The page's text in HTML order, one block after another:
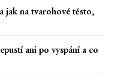
jak na tvarohové těsto,
ani po vyspání a co